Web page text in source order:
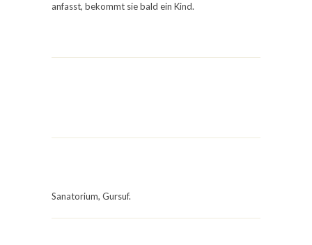
anfasst, bekommt sie bald ein Kind.
Sanatorium, Gursuf.